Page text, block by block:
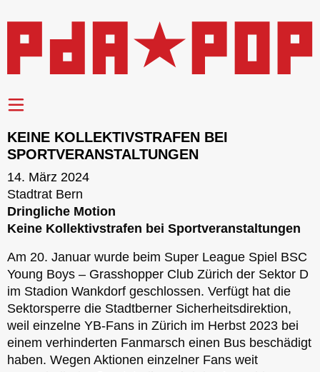
KEINE KOLLEKTIVSTRAFEN BEI
SPORTVERANSTALTUNGEN
14. März 2024
Stadtrat Bern
Dringliche Motion
Keine Kollektivstrafen bei Sportveranstaltungen
Am 20. Januar wurde beim Super League Spiel BSC
Young Boys – Grasshopper Club Zürich der Sektor D
im Stadion Wankdorf geschlossen. Verfügt hat die
Sektorsperre die Stadtberner Sicherheitsdirektion,
weil einzelne YB-Fans in Zürich im Herbst 2023 bei
einem verhinderten Fanmarsch einen Bus beschädigt
haben. Wegen Aktionen einzelner Fans weit